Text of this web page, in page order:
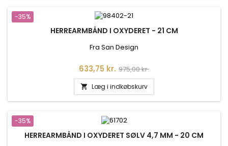
-35%
HERREARMBÅND I OXYDERET - 21 CM
Fra San Design
Pris
633,75 kr. Normalpris
975,00 kr.
 Læg i indkøbskurv
-35%
HERREARMBÅND I OXYDERET SØLV 4,7 MM - 20 CM